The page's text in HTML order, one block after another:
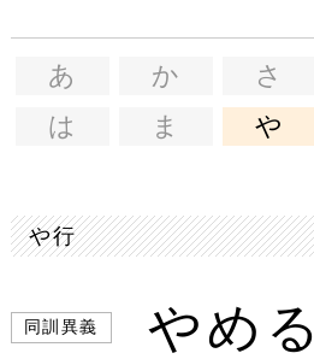
あ か さ
は
ま や
や行
同訓異義 やめる